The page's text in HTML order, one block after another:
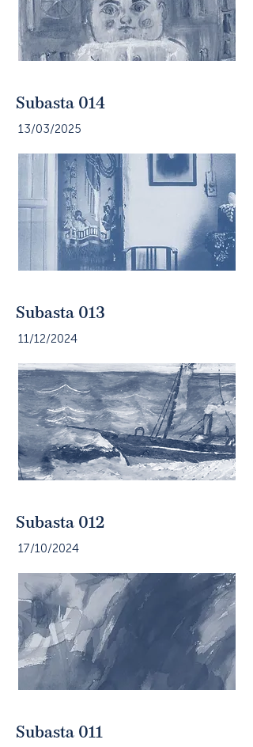
Subasta 014
13/03/2025
Subasta 013
11/12/2024
Subasta 012
17/10/2024
Subasta 011